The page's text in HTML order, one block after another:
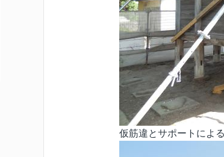
仮筋違とサポートによ